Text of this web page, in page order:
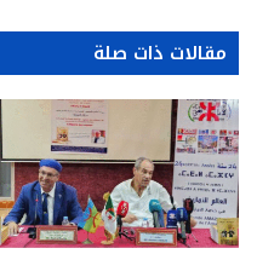
مقالات ذات صلة